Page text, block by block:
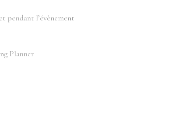
pendant l’évènement
Planner